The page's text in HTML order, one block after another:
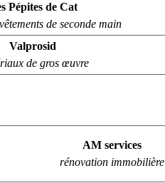
Pépites de Cat
de seconde main
Valprosid
de gros œuvre
AM services
rénovation immobilière